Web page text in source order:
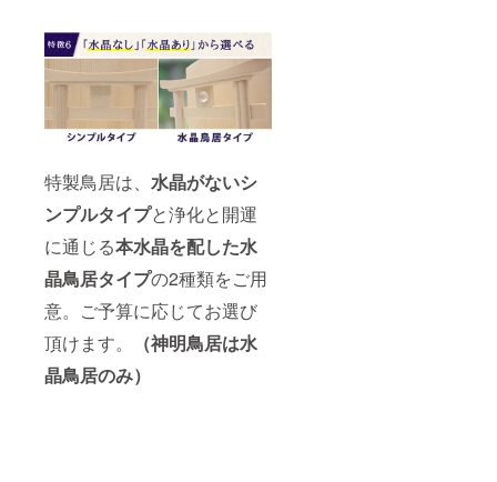
特製鳥居は、 水晶がないシ
ンプルタイプと浄化と開運
に通じる本水晶を配した水
晶鳥居タイプの2種類をご用
意。ご予算に応じてお選び
頂けます。
（神明鳥居は水
晶鳥居のみ）